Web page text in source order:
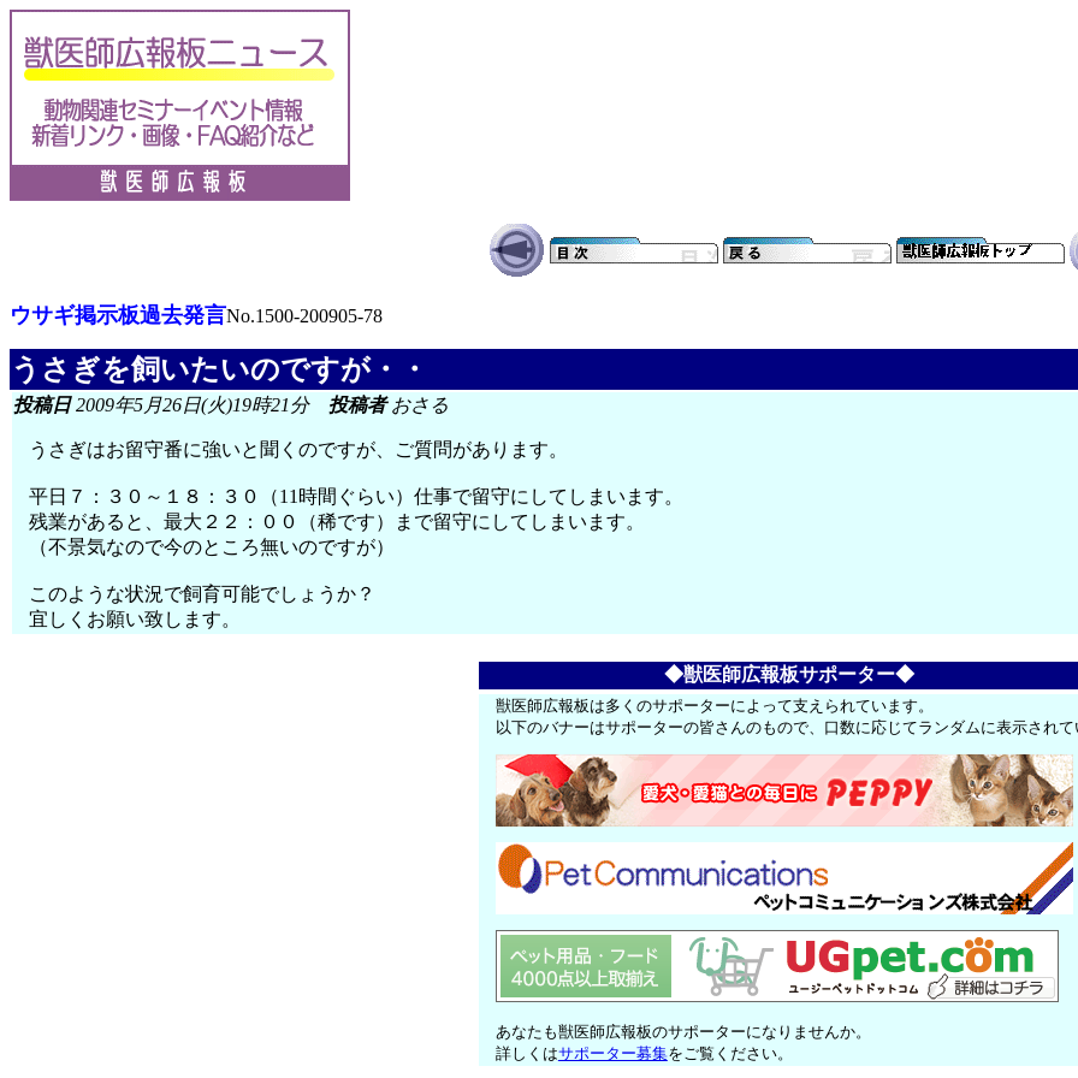
ウサギ掲示板過去発言No.1500-200905-78
うさぎを飼いたいのですが・・
投稿日2009年5月26日(火)19時21分 投稿者おさる
うさぎはお留守番に強いと聞くのですが、ご質問があります。
平日７：３０～１８：３０（11時間ぐらい）仕事で留守にしてしまいます。
残業があると、最大２２：００（稀です）まで留守にしてしまいます。
（不景気なので今のところ無いのですが）
このような状況で飼育可能でしょうか？
宜しくお願い致します。
◆獣医師広報板サポーター◆
獣医師広報板は多くのサポーターによって支えられています。
以下のバナーはサポーターの皆さんのもので、口数に応じてランダムに表示され
あなたも獣医師広報板のサポーターになりませんか。
詳しくはサポーター募集をご覧ください。